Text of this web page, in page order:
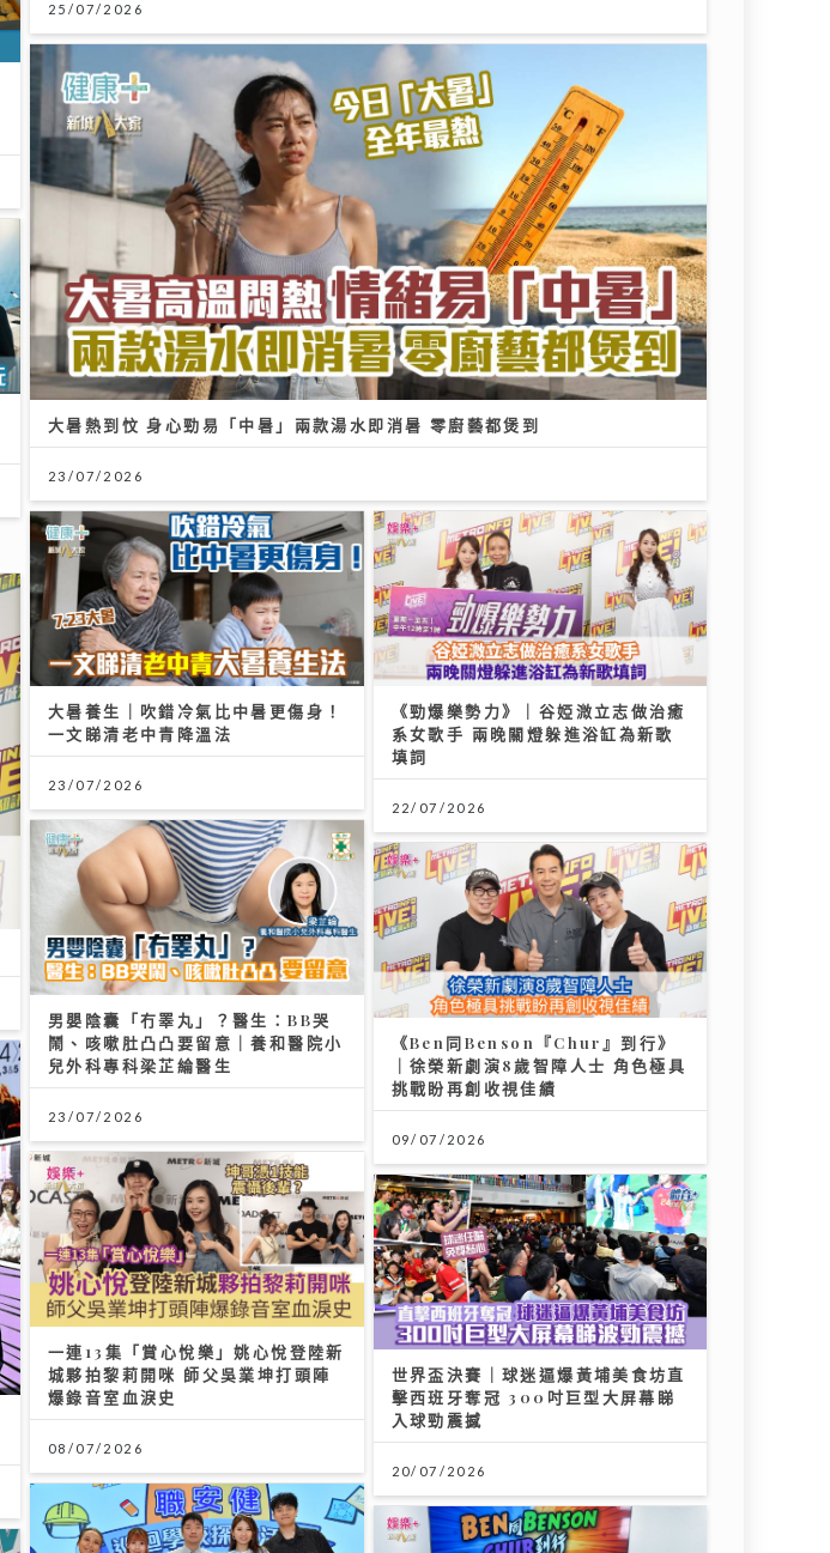
25/07/2026
大暑熱到忟 身心勁易「中暑」兩款湯水即消暑 零廚藝都煲到
23/07/2026
大暑養生｜吹錯冷氣比中暑更傷身！
一文睇清老中青降溫法
23/07/2026
《勁爆樂勢力》｜谷婭溦立志做治癒
系女歌手 兩晚關燈躲進浴缸為新歌
填詞
22/07/2026
男嬰陰囊「冇睪丸」？醫生：BB哭
鬧、咳嗽肚凸凸要留意｜養和醫院小
兒外科專科梁芷綸醫生
23/07/2026
《Ben同Benson『Chur』到行》
｜徐榮新劇演8歲智障人士 角色極具
挑戰盼再創收視佳績
09/07/2026
一連13集「賞心悅樂」姚心悅登陸新
城夥拍黎莉開咪 師父吳業坤打頭陣
爆錄音室血淚史
08/07/2026
世界盃決賽｜球迷逼爆黃埔美食坊直
擊西班牙奪冠 300吋巨型大屏幕睇
入球勁震撼
20/07/2026